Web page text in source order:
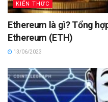
KIẾN THỨC
Ethereum là gì? Tổng
Ethereum (ETH)
13/06/2023